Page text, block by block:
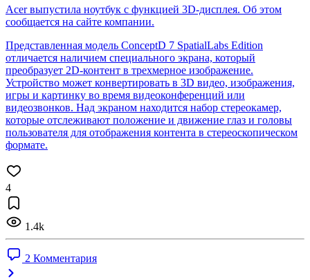
Acer выпустила ноутбук с функцией 3D-дисплея. Об этом
сообщается на сайте компании.
Представленная модель ConceptD 7 SpatialLabs Edition
отличается наличием специального экрана, который
преобразует 2D-контент в трехмерное изображение.
Устройство может конвертировать в 3D видео, изображения,
игры и картинку во время видеоконференций или
видеозвонков. Над экраном находится набор стереокамер,
которые отслеживают положение и движение глаз и головы
пользователя для отображения контента в стереоскопическом
формате.
4
1.4k
2 Комментария